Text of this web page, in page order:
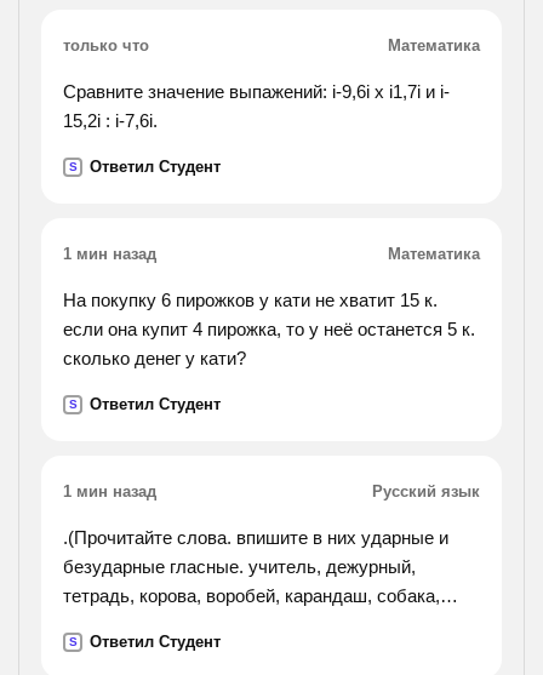
только что Математика
Сравните значение выпажений: i-9,6i x i1,7i и i-
15,2i : i-7,6i.
S Ответил Студент
1 мин назад Математика
На покупку 6 пирожков у кати не хватит 15 к.
если она купит 4 пирожка, то у неё останется 5 к.
сколько денег у кати?
S Ответил Студент
1 мин назад Русский язык
.(Прочитайте слова. впишите в них ударные и
безударные гласные. учитель, дежурный,
тетрадь, корова, воробей, карандаш, собака,
существительным подберите прилагательные,
S Ответил Студент